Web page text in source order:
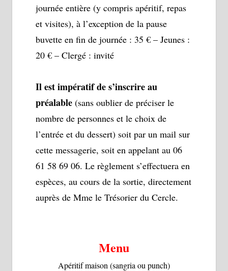
journée entière (y compris apéritif, repas
et visites), à l’exception de la pause
buvette en fin de journée : 35 € – Jeunes :
20 € – Clergé : invité
Il est impératif de s’inscrire au
préalable(sans oublier de préciser le
nombre de personnes et le choix de
l’entrée et du dessert) soit par un mail sur
cette messagerie, soit en appelant au 06
61 58 69 06. Le règlement s’effectuera en
espèces, au cours de la sortie, directement
auprès de Mme le Trésorier du Cercle.
Menu
Apéritif maison (sangria ou punch)